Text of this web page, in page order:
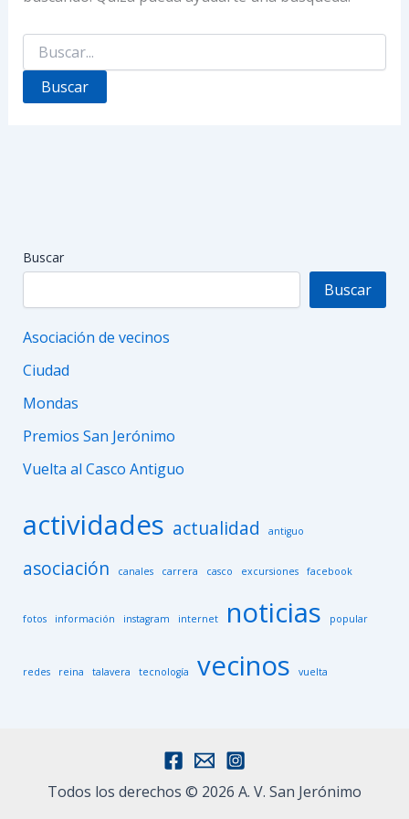
Buscar
por:
Buscar
Buscar
Asociación de vecinos
Ciudad
Mondas
Premios San Jerónimo
Vuelta al Casco Antiguo
actividades actualidad antiguo
asociación canales carrera casco excursiones facebook
fotos información instagram internet noticias popular
redes reina talavera tecnología vecinos vuelta
Todos los derechos © 2026 A. V. San Jerónimo